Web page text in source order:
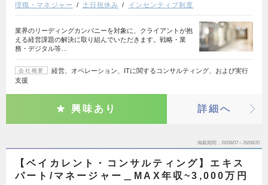
理職・マネジャー
土日祝休み インセンティブ制度
業界のリーディングカンパニーを対象に、クライアントが抱
える経営課題の解決に取り組んでいただきます。戦略・業
務・デジタル等…
会社概要
経営、オペレーション、ITに関するコンサルティング、および実行
支援
興味あり 詳細へ
掲載期間 26/08/07～26/08/20
【ベイカレント・コンサルティング】エキス
パート/マネージャー＿MAX年収~3,000万円